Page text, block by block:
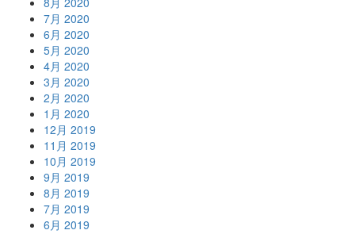
7月 2020
6月 2020
5月 2020
4月 2020
3月 2020
2月 2020
1月 2020
12月 2019
11月 2019
10月 2019
9月 2019
8月 2019
7月 2019
6月 2019